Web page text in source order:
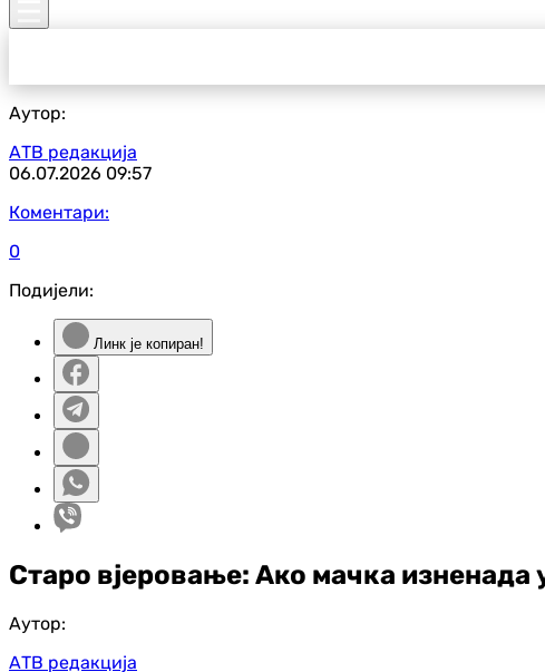
Аутор:
АТВ редакција
06.07.2026 09:57
Коментари:
0
Подијели:
Линк је копиран!
Старо вјеровање: Ако мачка
Аутор:
АТВ редакција